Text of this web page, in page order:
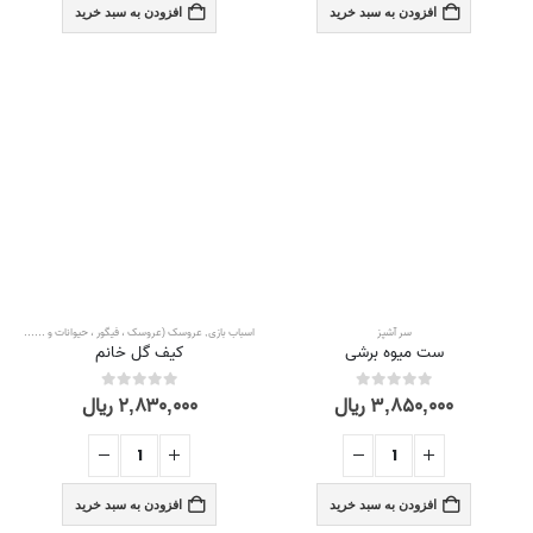
افزودن به سبد خرید افزودن به سبد خرید
سر آشپز
ست میوه برشی
۳,۸۵۰,۰۰۰ریال
افزودن به سبد خرید
اسباب بازی, عروسک (عروسک ، فیگور ، حیوانات و ...) ,
کیف گل خانم
۲,۸۳۰,۰۰۰ ریال
افزودن به سبد خرید